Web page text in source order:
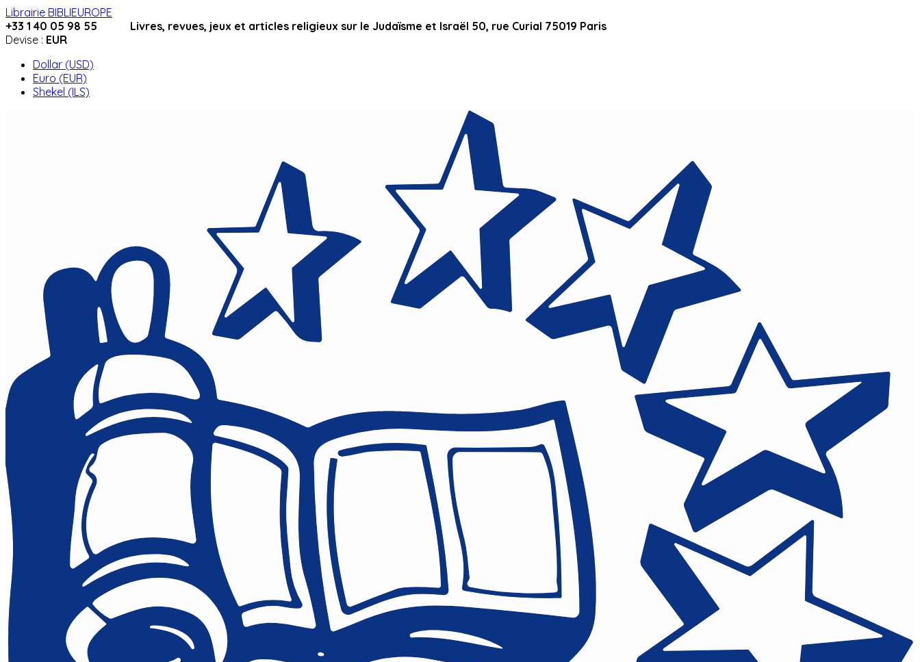
Librairie BIBLIEUROPE
+33 1 40 05 98 55 Livres, revues, jeux et articles religieux sur le Judaïsme et Israël 50, rue Curial 75019 Paris
Devise : EUR
Dollar (USD)
Euro (EUR)
Shekel (ILS)